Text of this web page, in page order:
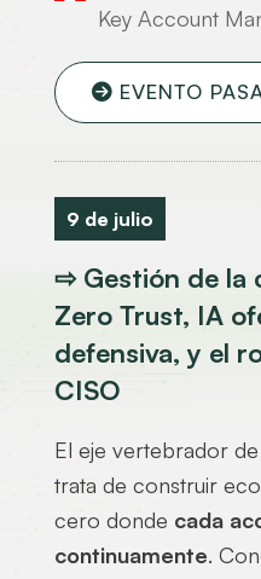
Key Account
EVENTO
9 de julio
⇨ Gestión de la
Zero Trust, IA
defensiva, y el
CISO
El eje vertebrador de
trata de construir
cero donde cada
continuamente.